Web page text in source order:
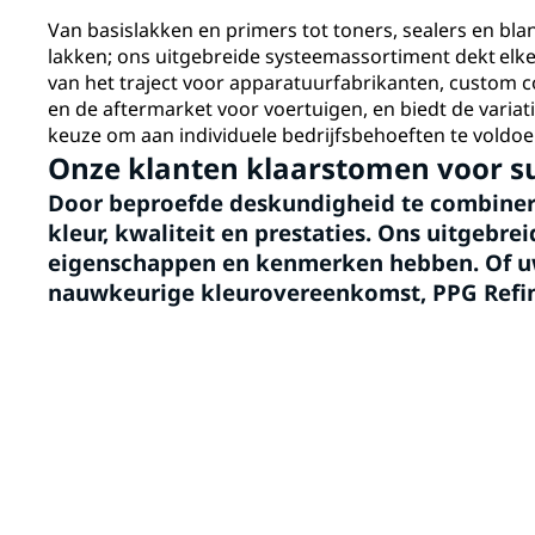
Van basislakken en primers tot toners, sealers en
lakken; ons uitgebreide systeemassortiment dekt
van het traject voor apparatuurfabrikanten, custom
en de aftermarket voor voertuigen, en biedt de
keuze om aan individuele bedrijfsbehoeften te
Onze klanten klaarstomen voor
Door beproefde deskundigheid te
kleur, kwaliteit en prestaties. Ons
eigenschappen en kenmerken hebben.
nauwkeurige kleurovereenkomst, PPG